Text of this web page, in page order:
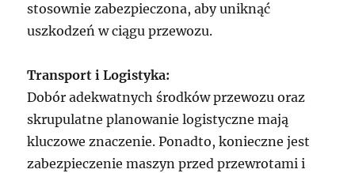
stosownie zabezpieczona, aby uniknąć
uszkodzeń w ciągu przewozu.
Transport i Logistyka:
Dobór adekwatnych środków przewozu oraz
skrupulatne planowanie logistyczne mają
kluczowe znaczenie. Ponadto, konieczne jest
zabezpieczenie maszyn przed przewrotami i